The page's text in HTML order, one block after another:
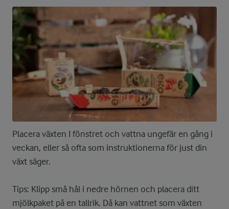
Placera växten I fönstret och vattna ungefär en gång i
veckan, eller så ofta som instruktionerna för just din
växt säger.
Tips: Klipp små hål i nedre hörnen och placera ditt
mjölkpaket på en tallrik. Då kan vattnet som växten